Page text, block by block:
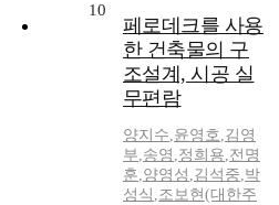
10
페로데크를 사용
한 건축물의 구
조설계, 시공 실
무편람
양지수,윤영호,김영
부,송영 ,정희용,전명
훈,양영성 ,김석중,박
성식 ,조보현(대한주